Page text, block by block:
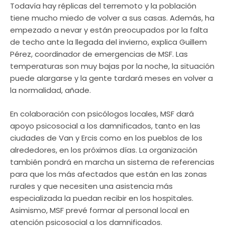
Todavía hay réplicas del terremoto y la población
tiene mucho miedo de volver a sus casas. Además, ha
empezado a nevar y están preocupados por la falta
de techo ante la llegada del invierno, explica Guillem
Pérez, coordinador de emergencias de MSF. Las
temperaturas son muy bajas por la noche, la situación
puede alargarse y la gente tardará meses en volver a
la normalidad, añade.
En colaboración con psicólogos locales, MSF dará
apoyo psicosocial a los damnificados, tanto en las
ciudades de Van y Ercis como en los pueblos de los
alrededores, en los próximos días. La organización
también pondrá en marcha un sistema de referencias
para que los más afectados que están en las zonas
rurales y que necesiten una asistencia más
especializada la puedan recibir en los hospitales.
Asimismo, MSF prevé formar al personal local en
atención psicosocial a los damnificados.